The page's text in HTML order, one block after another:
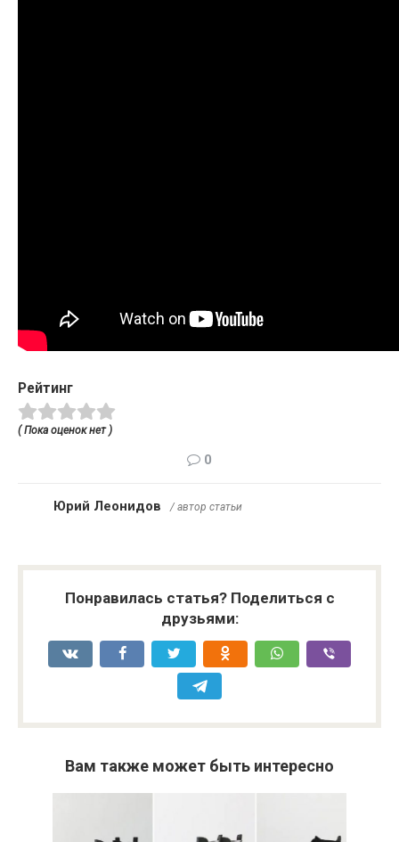
Рейтинг
( Пока оценок нет )
0
Юрий Леонидов / автор статьи
Понравилась статья? Поделиться с
друзьями:
Вам также может быть интересно